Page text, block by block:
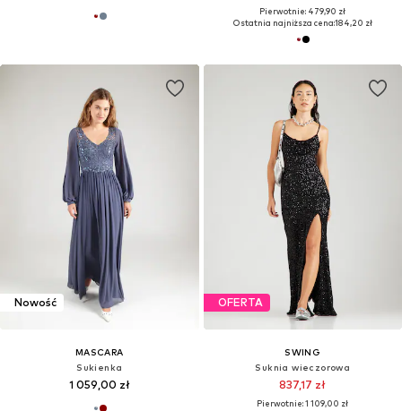
Pierwotnie: 479,90 zł
Ostatnia najniższa cena:184,20 zł
Nowość
MASCARA
Sukienka
1 059,00 zł
OFERTA
SWING
Suknia wieczorowa
837,17 zł
Pierwotnie: 1 109,00 zł